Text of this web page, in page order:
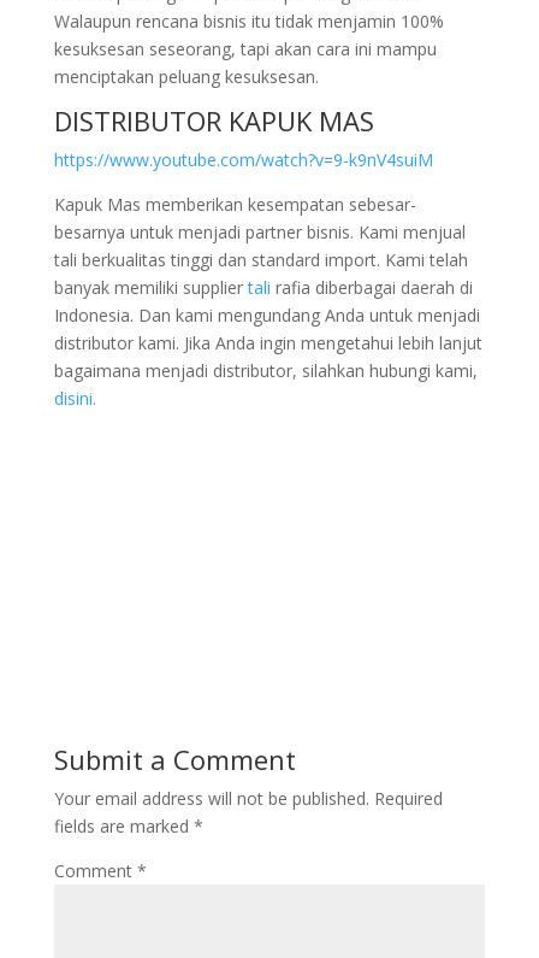
Walaupun rencana bisnis itu tidak menjamin 100%
kesuksesan seseorang, tapi akan cara ini mampu
menciptakan peluang kesuksesan.
DISTRIBUTOR KAPUK MAS
https://www.youtube.com/watch?v=9-k9nV4suiM
Kapuk Mas memberikan kesempatan sebesar-
besarnya untuk menjadi partner bisnis. Kami menjual
tali berkualitas tinggi dan standard import. Kami telah
banyak memiliki suppliertali rafia diberbagai daerah di
Indonesia. Dan kami mengundang Anda untuk menjadi
distributor kami. Jika Anda ingin mengetahui lebih lanjut
bagaimana menjadi distributor, silahkan hubungi kami,
disini.
Submit a Comment
Your email address will not be published. Required
fields are marked *
Comment *